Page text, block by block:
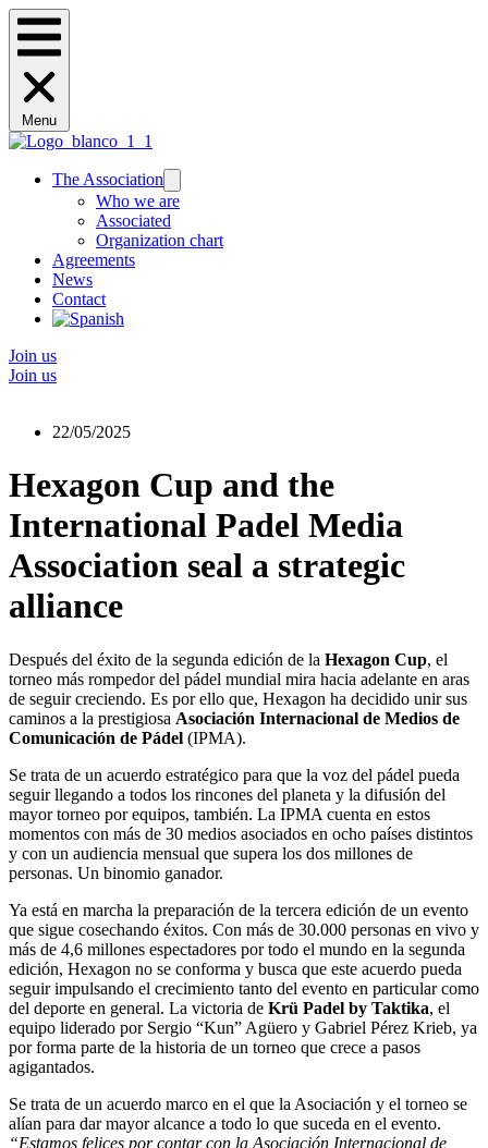
Menu
The Association
Who we are
Associated
Organization chart
Agreements
News
Contact
Join us
Join us
22/05/2025
Hexagon Cup and the
International Padel Media
Association seal a strategic
alliance
Después del éxito de la segunda edición de la Hexagon Cup, el
torneo más rompedor del pádel mundial mira hacia adelante en aras
de seguir creciendo. Es por ello que, Hexagon ha decidido unir sus
caminos a la prestigiosa Asociación Internacional de Medios de
Comunicación de Pádel (IPMA).
Se trata de un acuerdo estratégico para que la voz del pádel pueda
seguir llegando a todos los rincones del planeta y la difusión del
mayor torneo por equipos, también. La IPMA cuenta en estos
momentos con más de 30 medios asociados en ocho países distintos
y con un audiencia mensual que supera los dos millones de
personas. Un binomio ganador.
Ya está en marcha la preparación de la tercera edición de un evento
que sigue cosechando éxitos. Con más de 30.000 personas en vivo y
más de 4,6 millones espectadores por todo el mundo en la segunda
edición, Hexagon no se conforma y busca que este acuerdo pueda
seguir impulsando el crecimiento tanto del evento en particular como
del deporte en general. La victoria de Krü Padel by Taktika, el
equipo liderado por Sergio “Kun” Agüero y Gabriel Pérez Krieb, ya
por forma parte de la historia de un torneo que crece a pasos
agigantados.
Se trata de un acuerdo marco en el que la Asociación y el torneo se
alían para dar mayor alcance a todo lo que suceda en el evento.
“Estamos felices por contar con la Asociación Internacional de